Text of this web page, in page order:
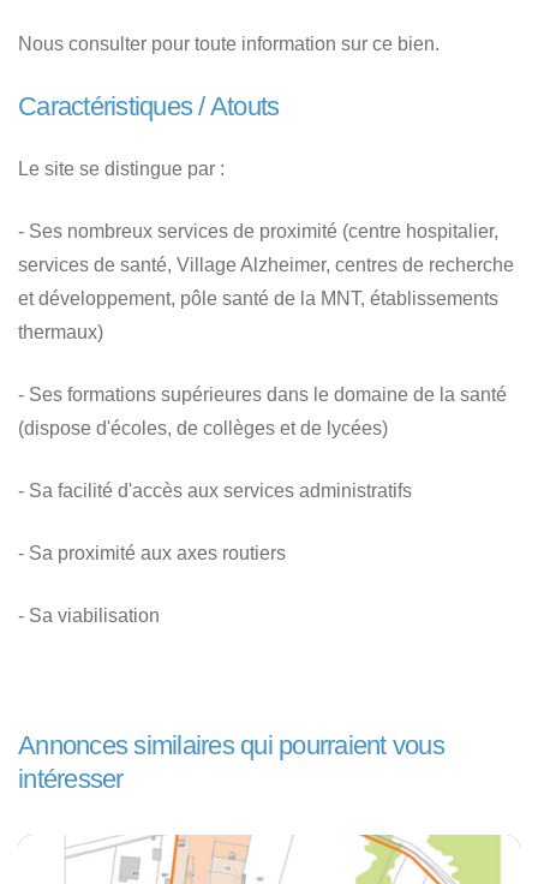
Nous consulter pour toute information sur ce bien.
Caractéristiques / Atouts
Le site se distingue par :
- Ses nombreux services de proximité (centre hospitalier,
services de santé, Village Alzheimer, centres de recherche
et développement, pôle santé de la MNT, établissements
thermaux)
- Ses formations supérieures dans le domaine de la santé
(dispose d'écoles, de collèges et de lycées)
- Sa facilité d'accès aux services administratifs
- Sa proximité aux axes routiers
- Sa viabilisation
Annonces similaires qui pourraient vous
intéresser